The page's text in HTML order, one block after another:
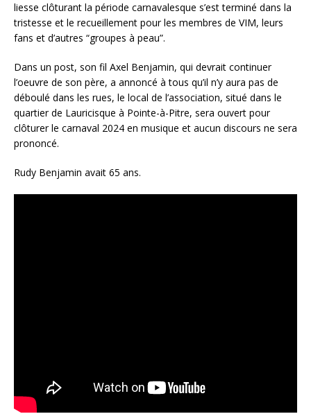
liesse clôturant la période carnavalesque s’est terminé dans la
tristesse et le recueillement pour les membres de VIM, leurs
fans et d’autres “groupes à peau”.
Dans un post, son fil Axel Benjamin, qui devrait continuer
l’oeuvre de son père, a annoncé à tous qu’il n’y aura pas de
déboulé dans les rues, le local de l’association, situé dans le
quartier de Lauricisque à Pointe-à-Pitre, sera ouvert pour
clôturer le carnaval 2024 en musique et aucun discours ne sera
prononcé.
Rudy Benjamin avait 65 ans.